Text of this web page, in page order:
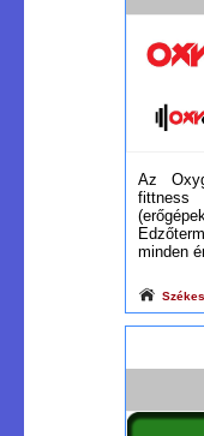
Az
fittness
minden